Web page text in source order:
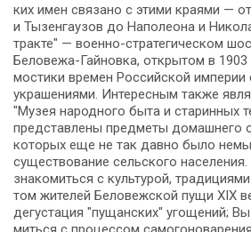
ких имен свя­за­но с эти­ми кра­я­ми —
и Ты­зен­гау­зов до На­по­лео­на и
трак­те" — военно-стратегическом
Беловежа-Гайновка, открытом в 1903
мо­сти­ки вре­мен Рос­сий­ской им­пе­рии
украшениями. Интересным так­же
"Музея народного быта и старинных
пред­став­ле­ны пред­ме­ты до­маш­не­го
ко­то­рых еще не так давно бы­ло
существование сельского
зна­ко­мить­ся с культурой,
том жи­те­лей Бе­ло­веж­ской пу­щи XIX
дегустация "пущанских" угощений;